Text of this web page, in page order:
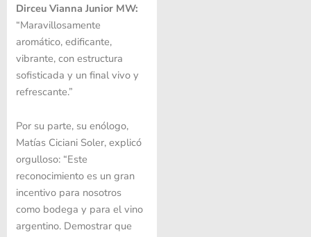
Dirceu Vianna Junior MW:
“Maravillosamente
aromático, edificante,
vibrante, con estructura
sofisticada y un final vivo y
refrescante.”
Por su parte, su enólogo,
Matías Ciciani Soler, explicó
orgulloso: “Este
reconocimiento es un gran
incentivo para nosotros
como bodega y para el vino
argentino. Demostrar que